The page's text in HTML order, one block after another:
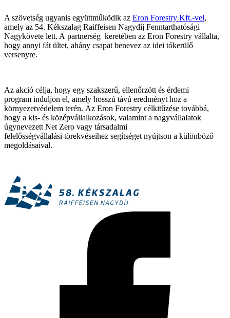
A szövetség ugyanis együttműködik az Eron Forestry Kft.-vel,
amely az 54. Kékszalag Raiffeisen Nagydíj Fenntarthatósági
Nagykövete lett. A partnerség keretében az Eron Forestry vállalta,
hogy annyi fát ültet, ahány csapat benevez az idei tókerülő
versenyre.
Az akció célja, hogy egy szakszerű, ellenőrzött és érdemi
program induljon el, amely hosszú távú eredményt hoz a
környezetvédelem terén. Az Eron Forestry célkitűzése továbbá,
hogy a kis- és középvállalkozások, valamint a nagyvállalatok
úgynevezett Net Zero vagy társadalmi
felelősségvállalási törekvéseihez segítséget nyújtson a különböző
megoldásaival.